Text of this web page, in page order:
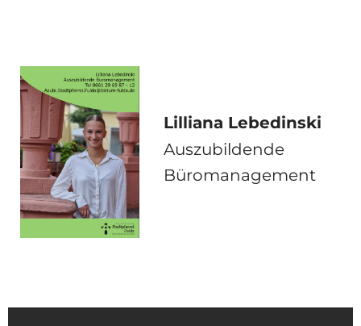
Lilliana Lebedinski
Auszubildende
Büromanagement